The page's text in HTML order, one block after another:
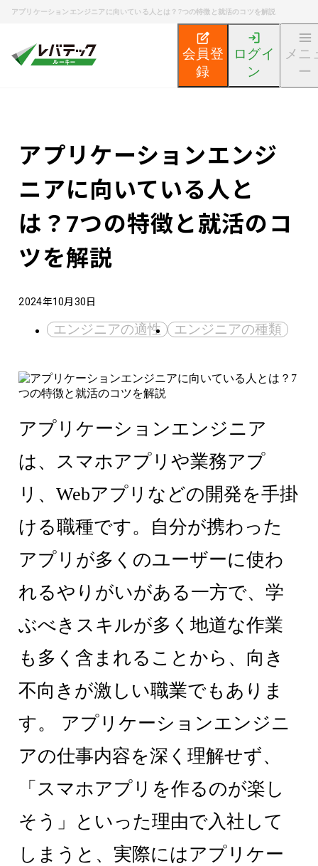
アプリケーションエンジニアに向いている人とは？7つの特徴と就活のコツを解説
会員登
録
ログイ
ン
メニ
ー
エンジニア就活ノウハウ記事
アプリケーションエンジ
ニアに向いている人と
は？7つの特徴と就活のコ
ツを解説
2024年10月30日
エンジニアの適性 エンジニアの種類
アプリケーションエンジニア
は、スマホアプリや業務アプ
リ、Webアプリなどの開発を手掛
ける職種です。自分が携わった
アプリが多くのユーザーに使わ
れるやりがいがある一方で、学
ぶべきスキルが多く地道な作業
も多く含まれることから、向き
不向きが激しい職業でもありま
す。 アプリケーションエンジニ
アの仕事内容を深く理解せず、
「スマホアプリを作るのが楽し
そう」といった理由で入社して
しまうと、実際にはアプリケー